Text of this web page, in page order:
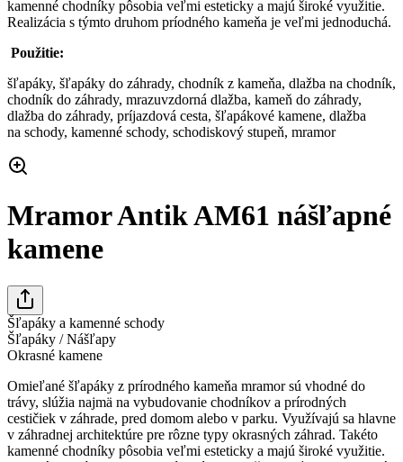
kamenné chodníky pôsobia veľmi esteticky a majú široké využitie.
Realizácia s týmto druhom príodného kameňa je veľmi jednoduchá.
Použitie:
šľapáky, šľapáky do záhrady, chodník z kameňa, dlažba na chodník,
chodník do záhrady, mrazuvzdorná dlažba, kameň do záhrady,
dlažba do záhrady, príjazdová cesta, šľapákové kamene, dlažba
na schody, kamenné schody, schodiskový stupeň, mramor
Mramor Antik AM61 nášľapné
kamene
Šľapáky a kamenné schody
Šľapáky / Nášľapy
Okrasné kamene
Omieľané šľapáky z prírodného kameňa mramor sú vhodné do
trávy, slúžia najmä na vybudovanie chodníkov a prírodných
cestičiek v záhrade, pred domom alebo v parku. Využívajú sa hlavne
v záhradnej architektúre pre rôzne typy okrasných záhrad. Takéto
kamenné chodníky pôsobia veľmi esteticky a majú široké využitie.